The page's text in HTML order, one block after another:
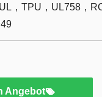
，TPU，UL758，
Angebot